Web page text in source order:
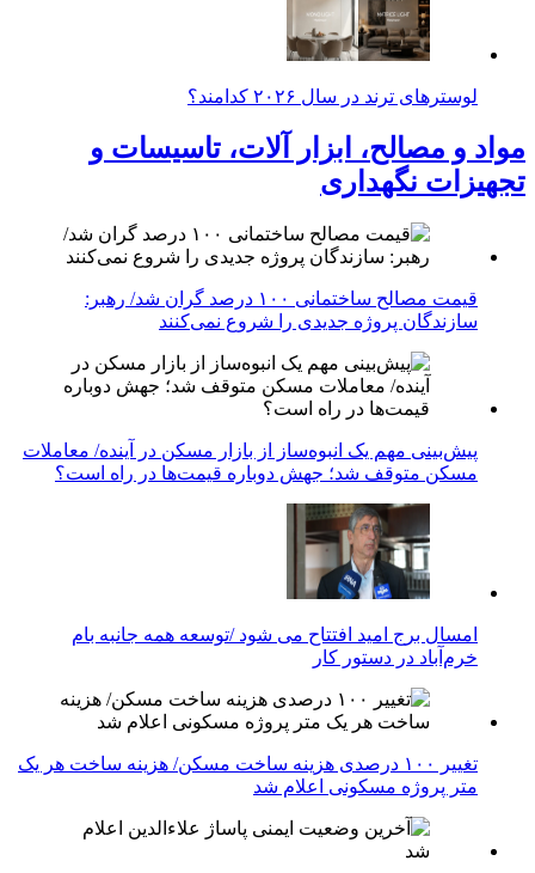
لوسترهای ترند در سال ۲۰۲۶ کدامند؟
مواد و مصالح، ابزار آلات، تاسیسات و
تجهیزات نگهداری
قیمت مصالح ساختمانی ۱۰۰ درصد گران شد/ رهبر:
سازندگان پروژه جدیدی را شروع نمی‌کنند
پیش‌بینی مهم یک انبوه‌ساز از بازار مسکن در آینده/ معاملات
مسکن متوقف شد؛ جهش دوباره قیمت‌ها در راه است؟
امسال برج امید افتتاح می شود /توسعه همه جانبه بام
خرم‌آباد در دستور کار
تغییر ۱۰۰ درصدی هزینه ساخت مسکن/ هزینه ساخت هر یک
متر پروژه مسکونی اعلام شد